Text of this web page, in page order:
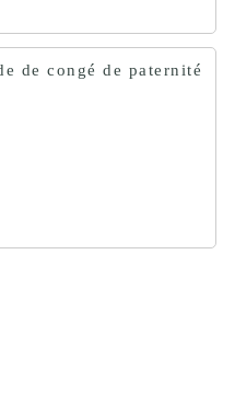
de congé de paternité